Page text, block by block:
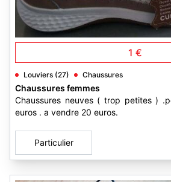
1 €
Louviers (27) Chaussures
Chaussures femmes
Chaussures neuves ( trop petites )
euros . a vendre 20 euros.
Particulier